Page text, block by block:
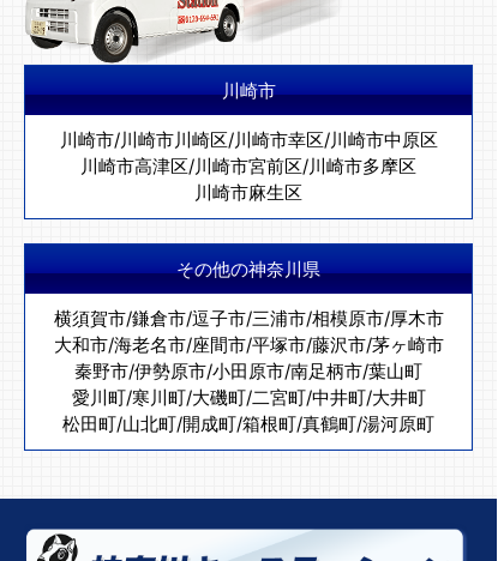
川崎市
川崎市/川崎市川崎区/川崎市幸区/川崎市中原区
川崎市高津区/川崎市宮前区/川崎市多摩区
川崎市麻生区
その他の神奈川県
横須賀市/鎌倉市/逗子市/三浦市/相模原市/厚木市
大和市/海老名市/座間市/平塚市/藤沢市/茅ヶ崎市
秦野市/伊勢原市/小田原市/南足柄市/葉山町
愛川町/寒川町/大磯町/二宮町/中井町/大井町
松田町/山北町/開成町/箱根町/真鶴町/湯河原町